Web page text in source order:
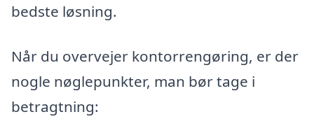
bedste løsning.
Når du overvejer kontorrengøring, er der
nogle nøglepunkter, man bør tage i
betragtning: